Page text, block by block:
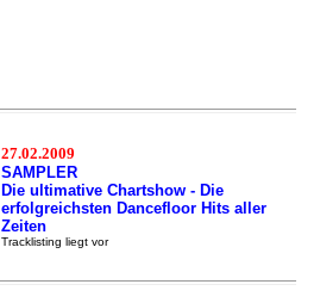
27.02.2009
SAMPLER
Die ultimative Chartshow - Die
erfolgreichsten Dancefloor Hits aller
Zeiten
Tracklisting liegt vor